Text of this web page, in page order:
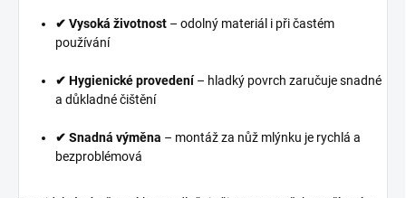
✔ Vysoká životnost – odolný materiál i při častém
používání
✔ Hygienické provedení– hladký povrch zaručuje snadné
a důkladné čištění
✔ Snadná výměna – montáž za nůž mlýnku je rychlá a
bezproblémová